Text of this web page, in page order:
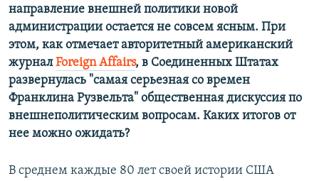
направление внешней политики новой
администрации остается не совсем ясным. При
этом, как отмечает авторитетный американский
журналForeign Affairs, в Соединенных Штатах
развернулась "самая серьезная со времен
Франклина Рузвельта" общественная дискуссия по
внешнеполитическим вопросам. Каких итогов от
нее можно ожидать?
В среднем каждые 80 лет своей истории США